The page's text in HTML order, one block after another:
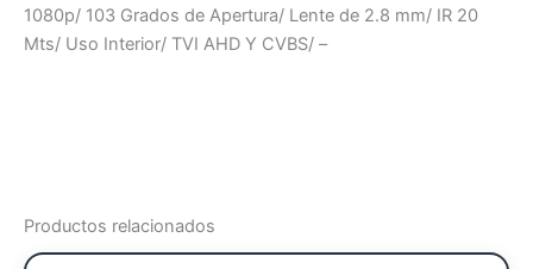
1080p/ 103 Grados de Apertura/ Lente de 2.8 mm/ IR 20
Mts/ Uso Interior/ TVI AHD Y CVBS/ –
Productos relacionados